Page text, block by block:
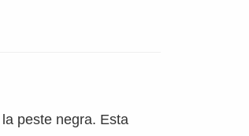
peste negra. Esta